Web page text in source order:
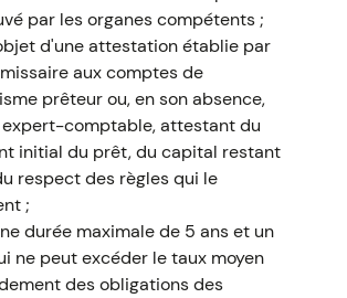
par les organes compétents ;
d'une attestation établie par
aux comptes de
prêteur ou, en son absence,
expert-comptable, attestant du
initial du prêt, du capital restant
respect des règles qui le
;
durée maximale de 5 ans et un
ne peut excéder le taux moyen
des obligations des